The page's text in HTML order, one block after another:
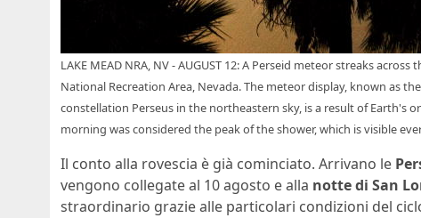
LAKE MEAD NRA, NV - AUGUST 12: A Perseid meteor streaks
National Recreation Area, Nevada. The meteor display, known as
constellation Perseus in the northeastern sky, is a result of Earth's
morning was considered the peak of the shower, which is visible
Il conto alla rovescia è già cominciato. Arrivano le
vengono collegate al 10 agosto e alla notte di San
straordinario grazie alle particolari condizioni del